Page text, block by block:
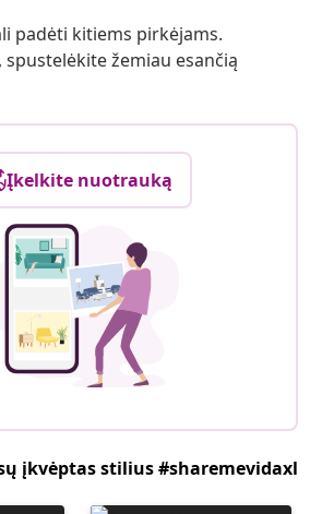
padėti kitiems pirkėjams.
žemiau esančią
Įkelkite nuotrauką
įkvėptas stilius #sharemevidaxl